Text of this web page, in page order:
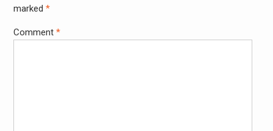
marked *
Comment *